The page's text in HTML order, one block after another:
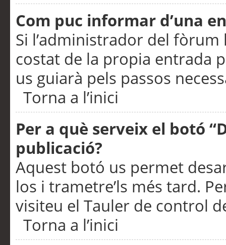
Com puc informar d’una
Si l’administrador del
costat de la propia entrada
us guiarà pels passos
Torna a l’inici
Per a què serveix el botó
publicació?
Aquest botó us permet
los i trametre’ls més tard.
visiteu el Tauler de control
Torna a l’inici